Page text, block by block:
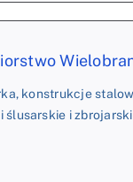
konstrukcje
ślusarskie i